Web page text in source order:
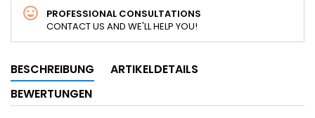
PROFESSIONAL CONSULTATIONS
CONTACT US AND WE'LL HELP YOU!
BESCHREIBUNG
ARTIKELDETAILS
BEWERTUNGEN